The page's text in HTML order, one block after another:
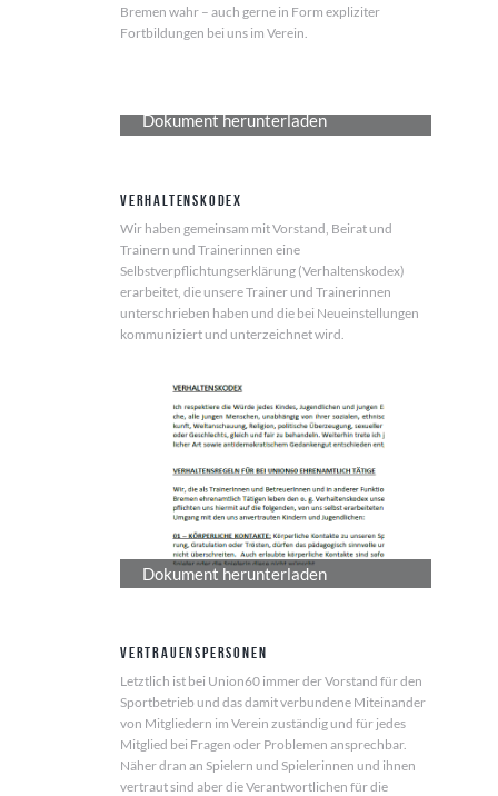
Bremen wahr – auch gerne in Form expliziter
Fortbildungen bei uns im Verein.
Dokument herunterladen
Verhaltenskodex
Wir haben gemeinsam mit Vorstand, Beirat und
Trainern und Trainerinnen eine
Selbstverpflichtungserklärung (Verhaltenskodex)
erarbeitet, die unsere Trainer und Trainerinnen
unterschrieben haben und die bei Neueinstellungen
kommuniziert und unterzeichnet wird.
Dokument herunterladen
Vertrauenspersonen
Letztlich ist bei Union60 immer der Vorstand für den
Sportbetrieb und das damit verbundene Miteinander
von Mitgliedern im Verein zuständig und für jedes
Mitglied bei Fragen oder Problemen ansprechbar.
Näher dran an Spielern und Spielerinnen und ihnen
vertraut sind aber die Verantwortlichen für die